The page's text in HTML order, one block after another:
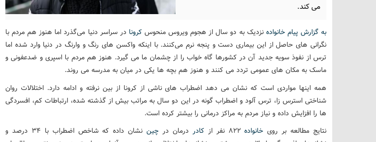
می کند.
به گزارش پیام خانواده نزدیک به دو سال از هجوم ویروس منحوس کرونا در سراسر دنیا می‌گذرد اما هنوز هم مردم با
نگرانی های حاصل از این بیماری دست و پنجه نرم می‌کنند. با اینکه واکسن های رنگ و وارنگ در دنیا وارد شده اما
ترس از نفوذ سویه جدید آن در کشورها گاه خواب را از چشمان ما می گیرد. هنوز هم مردم با اسپری و ضدعفونی و
ماسک به مکان های عمومی تردد می کنند و هنوز هم بچه ها یکی در میان به مدرسه می روند.
همه اینها مواردی است که نشان می دهد اضطراب های ناشی از کرونا از بین نرفته و ادامه دارد. اختلالات روان
شناختی استرس زا، ترس آلود و اضطراب گونه در این دو سال به مراتب بیش از گذشته شده، ارتباطات کم، افسردگی
ها را افزایش داده و نیاز مردم به مراکز درمانی را بیشتر کرده است.
نتایج مطالعه بر روی خانواده822 نفر از کادر درمان در چین
نشان داده که شاخص اضطراب با 34 درصد و